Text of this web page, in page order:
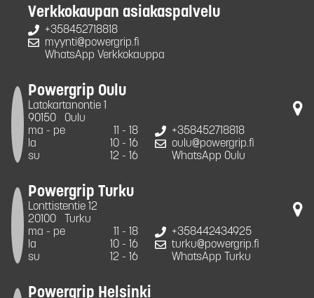
Verkkokaupan asiakaspalvelu
+358452718818
myynti@powergrip.fi
WhatsApp Verkkokauppa
Powergrip Oulu
Latokartanontie 1
90150
Oulu
ma - pe
11 - 18
la
10 - 16
su
12 - 16
+358452718818
oulu@powergrip.fi
WhatsApp Oulu
Powergrip Turku
Lonttistentie 12
20100
Turku
ma - pe
11 - 18
la
10 - 16
su
12 - 16
+358442434925
turku@powergrip.fi
WhatsApp Turku
Powergrip Helsinki